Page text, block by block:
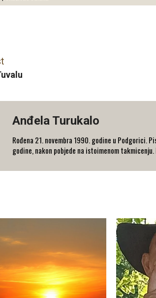
Anđela Turukalo
Rođena 21. novembra 1990. godine u Podgorici.
godine, nakon pobjede na istoimenom